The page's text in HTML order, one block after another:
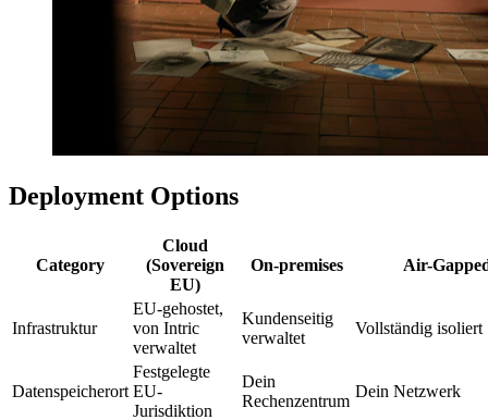
Deployment Options
Category
Cloud
(Sovereign
EU)
On-premises Air-
Infrastruktur
EU-gehostet,
von Intric
verwaltet
Kundenseitig
verwaltet
Vollständig isoliert
Datenspeicherort
Festgelegte
EU-
Jurisdiktion
Dein
Rechenzentrum
Dein Netzwerk